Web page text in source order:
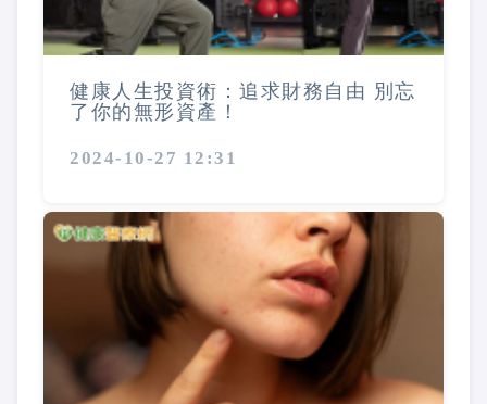
健康人生投資術：追求財務自由 別忘
了你的無形資產！
2024-10-27 12:31